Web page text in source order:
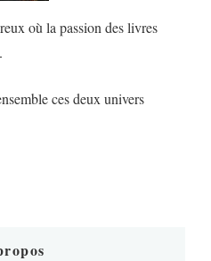
où la passion des livres
ces deux univers